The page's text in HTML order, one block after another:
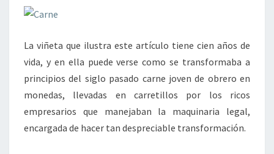
La viñeta que ilustra este artículo tiene cien años de
vida, y en ella puede verse como se transformaba a
principios del siglo pasado carne joven de obrero en
monedas, llevadas en carretillos por los ricos
empresarios que manejaban la maquinaria legal,
encargada de hacer tan despreciable transformación.